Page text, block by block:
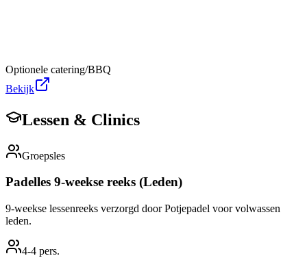
Optionele catering/BBQ
Bekijk
Lessen & Clinics
Groepsles
Padelles 9-weekse reeks (Leden)
9-weekse lessenreeks verzorgd door Potjepadel voor volwassen
leden.
4-4 pers.